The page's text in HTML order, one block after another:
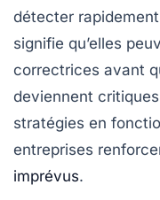
détecter
signifie qu’elles
correctrices avant
deviennent
stratégies en
entreprises
imprévus.